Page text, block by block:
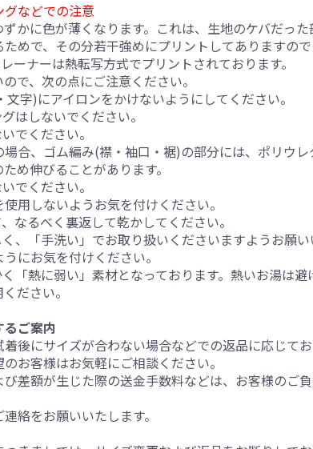
などでの注意
かに色が薄くなります。これは、生地のケバだっ
めで、その分若干強めにプリントしてありますので
ーナーは熱転写方式でプリントされております。
で、次の点にご注意ください。
字)にアイロンをかけないようにしてください。
はしないでください。
でください。
合、ゴム編み(襟・袖口・裾)の部分には、ポリウ
め伸びることがあります。
でください。
用しないようお気を付けください。
なるべく裏返して乾かしてください。
、「手洗い」でお取り扱いくださいますようお願
にお気を付けください。
「熱に弱い」素材となっております。熱いお湯は
ださい。
ご案内
後にサイズが合わない場合などでの返品に応じてお
お客様はお気軽にご相談ください。
差額が生じた際の送金手数料などは、お客様のご
絡をお願いいたします。